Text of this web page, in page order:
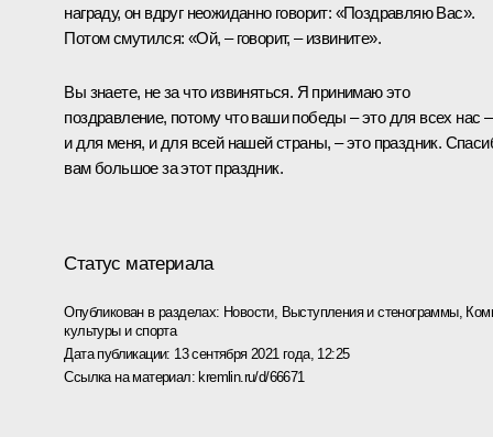
награду, он вдруг неожиданно говорит: «Поздравляю Вас».
Потом смутился: «Ой, – говорит, – извините».
Вы знаете, не за что извиняться. Я принимаю это
поздравление, потому что ваши победы – это для всех нас –
и для меня, и для всей нашей страны, – это праздник.
вам большое за этот праздник.
Статус материала
Опубликован в разделах: Новости, Выступления и стенограммы,
культуры и спорта
Дата публикации: 13 сентября 2021 года, 12:25
Ссылка на материал: kremlin.ru/d/66671